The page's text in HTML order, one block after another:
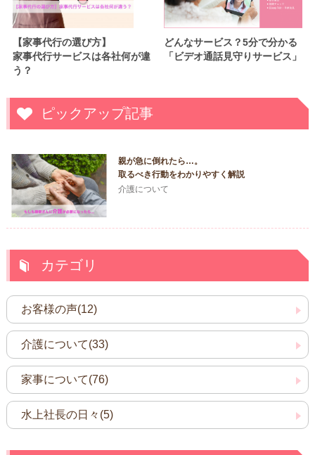
【家事代行の選び方】
家事代行サービスは各社何が違
う？
どんなサービス？5分で分かる
「ビデオ通話見守りサービス」
ピックアップ記事
親が急に倒れたら…。
取るべき行動をわかりやすく解説
介護について
カテゴリ
お客様の声(12)
介護について(33)
家事について(76)
水上社長の日々(5)